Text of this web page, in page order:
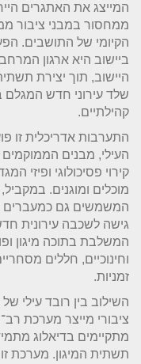
המייצג את האתגרים
ממחסור במבני ציבור
הקיומי של התושבים.
ביישוב היא ארגון
היישוב, תוך יצירת
שלד עירוני חדש המגלם
קהילתיים.
התערבות אדריכלית זו
העילי, מבנים הממוקמים
קירוי פסיכולוגי
מוכלים ומוגנים.
המשמשים גם כמעברים
גישה לשכבה עירונית
המשלבת בתוכה מיגון
וחינוכיים, חללים
זמניות.
השילוב בין רובד עילי
ציבורי מייצר מערכת
מתקיימים בדיאלוג
תשתית המיגון. מערכת זו